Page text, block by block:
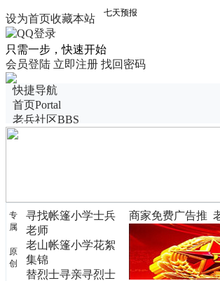
设为首页收藏本站
只需一步，快速开始
会员登陆 立即注册 找回密码
快捷导航
首页Portal
老兵社区BBS
老兵博客
选择军衔
语音房间
图片投票
老兵圈子Group
专
属
原
创
寻找帐篷小学士兵
老师
老山帐篷小学花絮
集锦
替烈士寻亲寻烈士
商家免费广告推